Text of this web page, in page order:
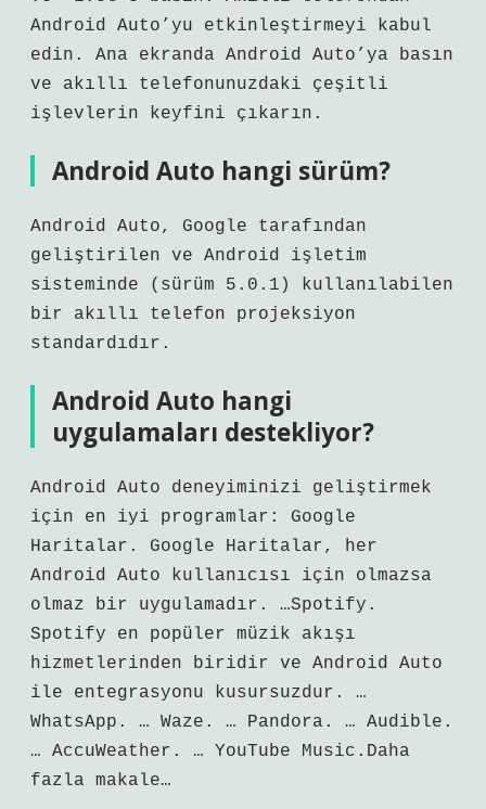
Android Auto’yu etkinleştirmeyi kabul
edin. Ana ekranda Android Auto’ya basın
ve akıllı telefonunuzdaki çeşitli
işlevlerin keyfini çıkarın.
Android Auto hangi sürüm?
Android Auto, Google tarafından
geliştirilen ve Android işletim
sisteminde (sürüm 5.0.1) kullanılabilen
bir akıllı telefon projeksiyon
standardıdır.
Android Auto hangi
uygulamaları destekliyor?
Android Auto deneyiminizi geliştirmek
için en iyi programlar: Google
Haritalar. Google Haritalar, her
Android Auto kullanıcısı için olmazsa
olmaz bir uygulamadır. …Spotify.
Spotify en popüler müzik akışı
hizmetlerinden biridir ve Android Auto
ile entegrasyonu kusursuzdur. …
WhatsApp. … Waze. … Pandora. … Audible.
… AccuWeather. … YouTube Music.Daha
fazla makale…